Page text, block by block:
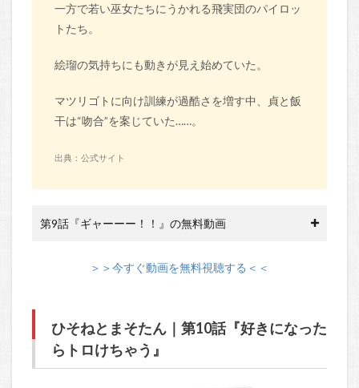
一方で若い巫女たちにうかれる飛実団のパイロッ
トたち。
絵瑠の気持ちにも動きが見え始めていた。
マツリゴトに向け訓練が過酷さを増す中、貞と飯
干は“吻合”を案じていた……。
出典：公式サイト
第9話『ギャーーー！！』の無料動画
＞＞今すぐ動画を無料視聴する＜＜
ひそねとまそたん｜第10話『好きになった
らトロけちゃう』